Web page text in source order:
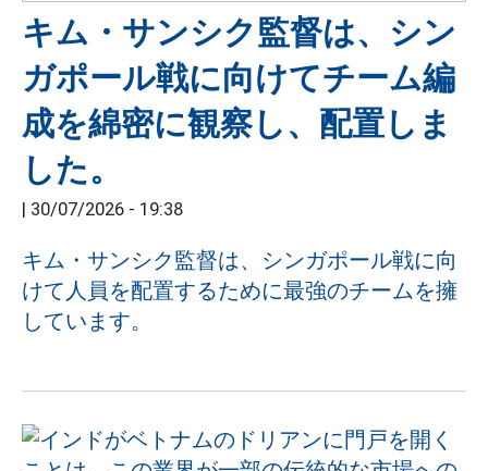
キム・サンシク監督は、シン
ガポール戦に向けてチーム編
成を綿密に観察し、配置しま
した。
| 30/07/2026 - 19:38
キム・サンシク監督は、シンガポール戦に向
けて人員を配置するために最強のチームを擁
しています。